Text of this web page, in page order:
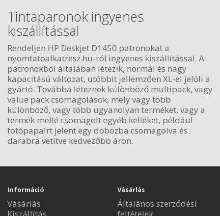
Tintaparonok ingyenes
kiszállítással
Rendeljen HP Deskjet D1450 patronokat a
nyomtatoalkatresz.hu-ról ingyenes kiszállítással. A
patronokból általában létezik, normál és nagy
kapacitású változat, utóbbit jellemzően XL-el jelöli a
gyártó. Továbbá léteznek különböző multipack, vagy
value pack csomagolások, mely vagy több
különböző, vagy több ugyanolyan terméket, vagy a
termék mellé csomagolt egyéb kelléket, például
fotópapaírt jelent egy dobozba csomagolva és
darabra vetítve kedvezőbb áron.
Információ
Vásárlás
Kiszállítás
Vásárlás
Általános szerződési
feltételek